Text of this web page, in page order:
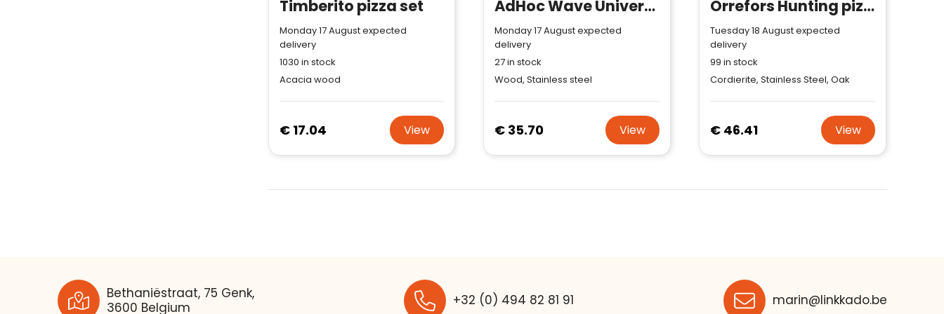
Timberito pizza set
Monday 17 August expected
delivery
1030 in stock
Acacia wood
€ 17.04 View
AdHoc Wave Universal chopping knife and pizza cutter
Monday 17 August expected
delivery
27in stock
Wood, Stainless steel
€ 35.70 View
Orrefors Hunting pizza stone with pizza shovel
Tuesday 18 August expected
delivery
99 in stock
Cordierite, Stainless Steel, Oak
€ 46.41 View
Bethaniëstraat, 75 Genk,
3600 Belgium
+32 (0) 494 82 81 91 marin@linkkado.be